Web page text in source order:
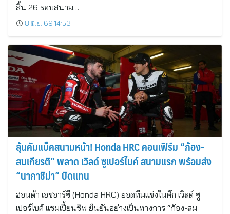
สิ้น 26 รอบสนาม…
8 มิ.ย. 69 14:53
ลุ้นคัมแบ็คสนามหน้า! Honda HRC คอนเฟิร์ม “ก้อง-
สมเกียรติ” พลาด เวิลด์ ซูเปอร์ไบค์ สนามแรก พร้อมส่ง
“นากาชิม่า” บิดแทน
ฮอนด้า เอชอาร์ซี (Honda HRC) ยอดทีมแข่งในศึก เวิลด์ ซู
เปอร์ไบค์ แชมเปี้ยนชิพ ยืนยันอย่างเป็นทางการ “ก้อง-สม